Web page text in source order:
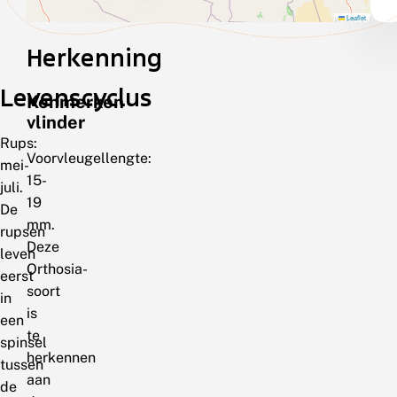
Leaflet
Levenscyclus
Rups:
mei-
juli.
De
rupsen
leven
eerst
in
een
spinsel
tussen
de
Herkenning
Kenmerken
vlinder
Voorvleugellengte:
15-
19
mm.
Deze
Orthosia-
soort
is
te
herkennen
aan